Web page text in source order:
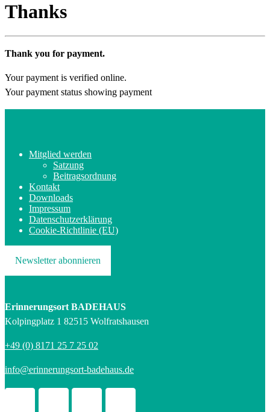
Thanks
Thank you for payment.
Your payment is verified online.
Your payment status showing payment
Mitglied werden
Satzung
Beitragsordnung
Kontakt
Downloads
Impressum
Datenschutzerklärung
Cookie-Richtlinie (EU)
Newsletter abonnieren
Erinnerungsort BADEHAUS
Kolpingplatz 1 82515 Wolfratshausen
+49 (0) 8171 25 7 25 02
info@erinnerungsort-badehaus.de